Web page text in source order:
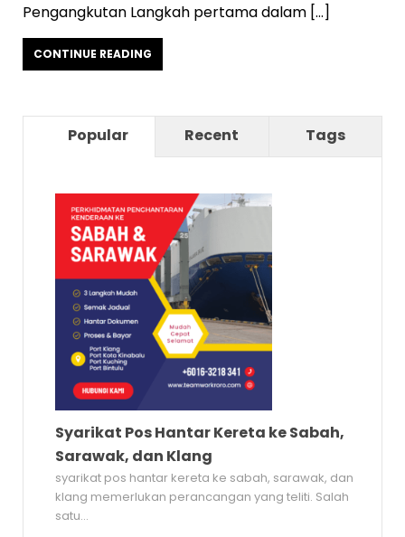
Pengangkutan Langkah pertama dalam […]
CONTINUE READING
Popular Recent Tags
Syarikat Pos Hantar Kereta ke Sabah,
Sarawak, dan Klang
syarikat pos hantar kereta ke sabah, sarawak, dan
klang memerlukan perancangan yang teliti. Salah
satu...